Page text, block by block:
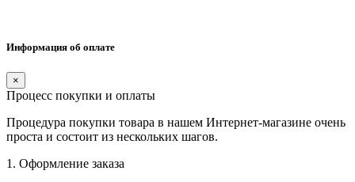
Информация об оплате
×
Процесс покупки и оплаты
Процедура покупки товара в нашем Интернет-магазине очень
проста и состоит из нескольких шагов.
1. Оформление заказа